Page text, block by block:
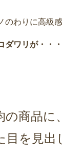
のわりに高級
ダワリが・・・
の商品に
を見出